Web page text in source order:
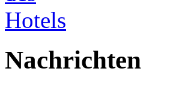
Nachrichten